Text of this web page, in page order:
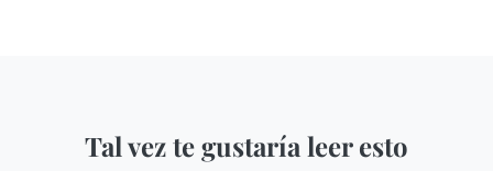
Tal vez te gustaría leer esto